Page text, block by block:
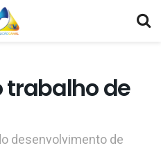
trabalho de
desenvolvimento de